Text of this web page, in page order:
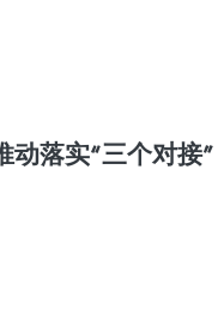
动落实“三个对接”